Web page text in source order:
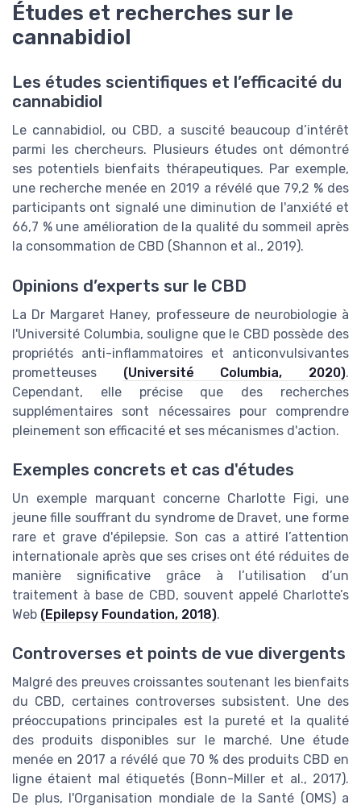
Études et recherches sur le
cannabidiol
Les études scientifiques et l’efficacité du
cannabidiol
Le cannabidiol, ou CBD, a suscité beaucoup d’intérêt
parmi les chercheurs. Plusieurs études ont démontré
ses potentiels bienfaits thérapeutiques. Par exemple,
une recherche menée en 2019 a révélé que 79,2 % des
participants ont signalé une diminution de l'anxiété et
66,7 % une amélioration de la qualité du sommeil après
la consommation de CBD (Shannon et al., 2019).
Opinions d’experts sur le CBD
La Dr Margaret Haney, professeure de neurobiologie à
l'Université Columbia, souligne que le CBD possède des
propriétés anti-inflammatoires et anticonvulsivantes
prometteuses (Université Columbia, 2020).
Cependant, elle précise que des recherches
supplémentaires sont nécessaires pour comprendre
pleinement son efficacité et ses mécanismes d'action.
Exemples concrets et cas d'études
Un exemple marquant concerne Charlotte Figi, une
jeune fille souffrant du syndrome de Dravet, une forme
rare et grave d'épilepsie. Son cas a attiré l’attention
internationale après que ses crises ont été réduites de
manière significative grâce à l’utilisation d’un
traitement à base de CBD, souvent appelé Charlotte’s
Web (Epilepsy Foundation, 2018).
Controverses et points de vue divergents
Malgré des preuves croissantes soutenant les bienfaits
du CBD, certaines controverses subsistent. Une des
préoccupations principales est la pureté et la qualité
des produits disponibles sur le marché. Une étude
menée en 2017 a révélé que 70 % des produits CBD en
ligne étaient mal étiquetés (Bonn-Miller et al., 2017).
De plus, l'Organisation mondiale de la Santé (OMS) a